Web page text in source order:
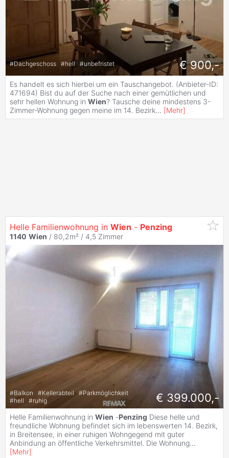
#Dachgeschoss #hell #unbefristet € 900,-
Es handelt es sich hierbei um ein Tauschangebot. (Anbieter-ID:
471694) Bist du auf der Suche nach einer gemütlichen und
sehr hellen Wohnung in Wien? Tausche deine mindestens 3-
Zimmer-Wohnung gegen meine im 14. Bezirk... [Mehr]
Helle Familienwohnung in Wien - Penzing
1140 Wien / 80,2m² / 4,5 Zimmer
#Balkon #Kellerabteil #Parkmöglichkeit
#hell #ruhig € 399.000,-
Helle Familienwohnung in Wien -Penzing Diese helle und
freundliche Wohnung befindet sich im lebenswerten 14. Bezirk,
in Breitensee, in einer ruhigen Wohngegend mit guter
Anbindung an öffentliche Verkehrsmittel. Die Wohnung...
[Mehr]